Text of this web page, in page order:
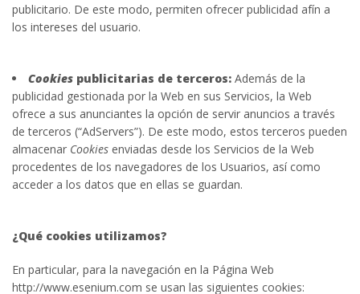
publicitario. De este modo, permiten ofrecer publicidad afín a
los intereses del usuario.
Cookies publicitarias de terceros: Además de la
publicidad gestionada por la Web en sus Servicios, la Web
ofrece a sus anunciantes la opción de servir anuncios a través
de terceros (“AdServers”). De este modo, estos terceros pueden
almacenar Cookies enviadas desde los Servicios de la Web
procedentes de los navegadores de los Usuarios, así como
acceder a los datos que en ellas se guardan.
¿Qué cookies utilizamos?
En particular, para la navegación en la Página Web
http://www.esenium.com se usan las siguientes cookies: